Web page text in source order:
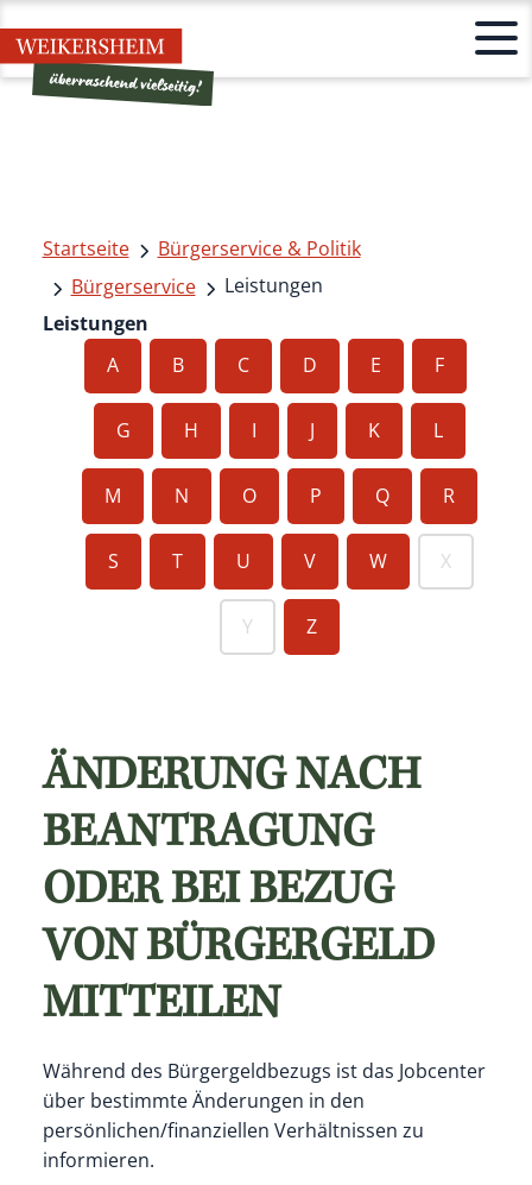
Startseite
Bürgerservice & Politik
Bürgerservice
Leistungen
Leistungen
A
B C D E F
G H I J K L
M N O P Q R
S T U V W X
Y Z
ÄNDERUNG NACH
BEANTRAGUNG
ODER BEI BEZUG
VON BÜRGERGELD
MITTEILEN
Während des Bürgergeldbezugs ist das Jobcenter
über bestimmte Änderungen in den
persönlichen/finanziellen Verhältnissen zu
informieren.